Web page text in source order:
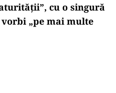
cu o singură
„pe mai multe